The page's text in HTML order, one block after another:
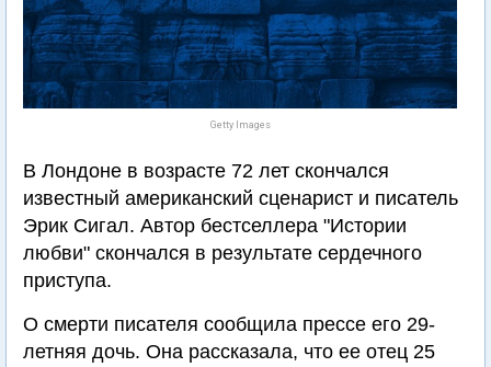
Getty Images
В Лондоне в возрасте 72 лет скончался
известный американский сценарист и писатель
Эрик Сигал. Автор бестселлера "Истории
любви" скончался в результате сердечного
приступа.
О смерти писателя сообщила прессе его 29-
летняя дочь. Она рассказала, что ее отец 25